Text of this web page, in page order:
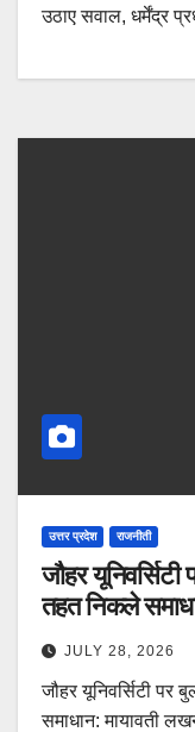
उठाए सवाल, धर्मेंद्र
उत्तर प्रदेश राजनीती
जौहर
तहत निकले
JULY 28, 2026
जौहर यूनिवर्सिटी पर
समाधान: मायावती